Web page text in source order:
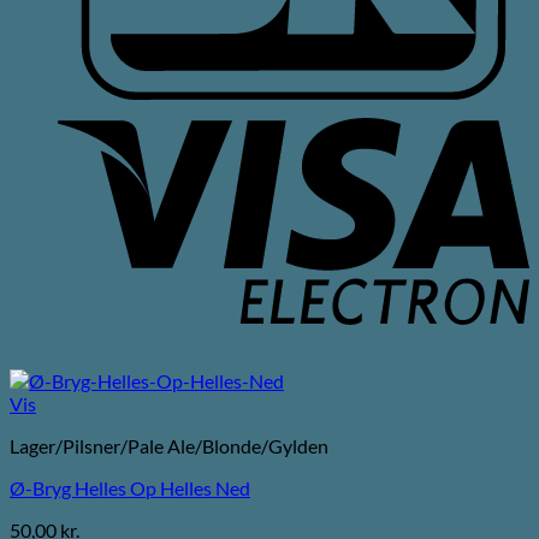
Vis
Lager/Pilsner/Pale Ale/Blonde/Gylden
Ø-Bryg Helles Op Helles Ned
50,00 kr.